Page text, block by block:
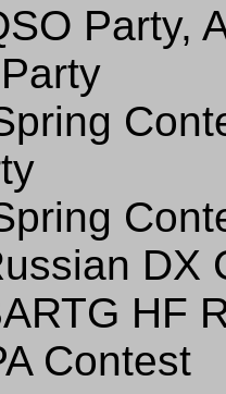
Party,
DX
HF
Contest